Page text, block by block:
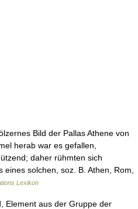
Bild der Pallas Athene von
herab war es gefallen,
daher rühmten sich
solchen, soz. B. Athen, Rom,
Lexikon
Element aus der Gruppe der